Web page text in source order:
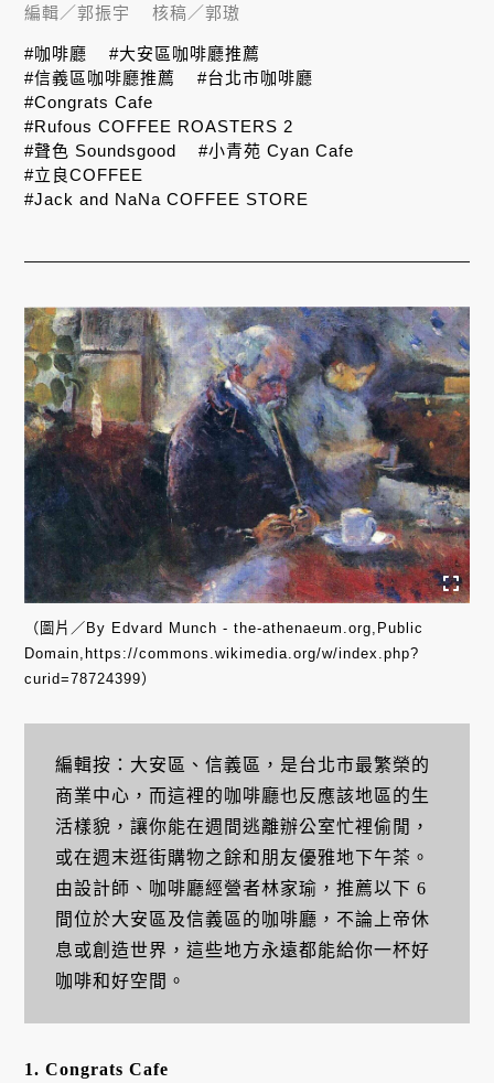
（圖片／By Edvard Munch - the-athenaeum.org,Public
Domain,https://commons.wikimedia.org/w/index.php?
curid=78724399）
編輯按：大安區、信義區，是台北市最繁榮的
商業中心，而這裡的咖啡廳也反應該地區的生
活樣貌，讓你能在週間逃離辦公室忙裡偷閒，
或在週末逛街購物之餘和朋友優雅地下午茶。
由設計師、咖啡廳經營者林家瑜，推薦以下 6
間位於大安區及信義區的咖啡廳，不論上帝休
息或創造世界，這些地方永遠都能給你一杯好
咖啡和好空間。
1. Congrats Cafe
編輯／郭振宇 核稿／郭璈
#咖啡廳
#大安區咖啡廳推薦
#信義區咖啡廳推薦
#台北市咖啡廳
#Congrats Cafe
#Rufous COFFEE ROASTERS 2
#聲色 Soundsgood
#小青苑 Cyan Cafe
#立良COFFEE
#Jack and NaNa COFFEE STORE